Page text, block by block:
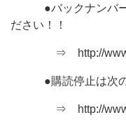
●バックナンバー
ださい！！
⇒ http://
●購読停止は次の
⇒ http://